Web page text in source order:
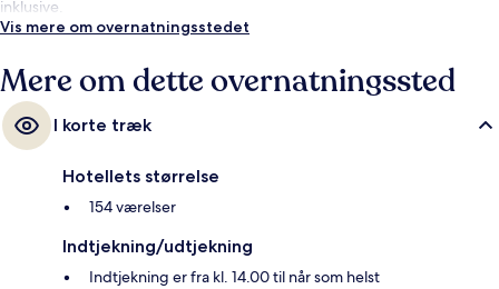
inklusive.
Vis mere om overnatningsstedet
Mere om dette overnatningssted
I korte træk
Hotellets størrelse
154 værelser
Indtjekning/udtjekning
Indtjekning er fra kl. 14.00 til når som helst